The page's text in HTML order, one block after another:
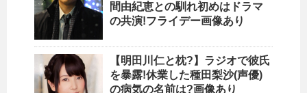
間由紀恵との馴れ初めはドラマ
の共演!フライデー画像あり
【明田川仁と枕?】ラジオで彼氏
を暴露!休業した種田梨沙(声優)
の病気の名前は?画像あり